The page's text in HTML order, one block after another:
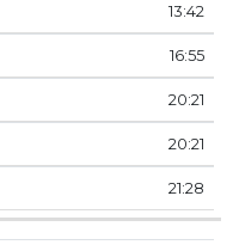
13:42
16:55
20:21
20:21
21:28